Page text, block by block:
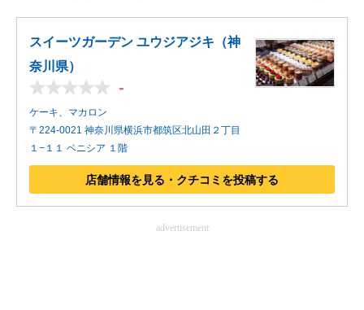
スイーツガーデン ユウジアジキ（神
奈川県）
-
ケーキ、マカロン
〒224-0021 神奈川県横浜市都筑区北山田２丁目
１−１１ ベニシア １階
店舗情報を見る・クチコミを投稿する
advertisement